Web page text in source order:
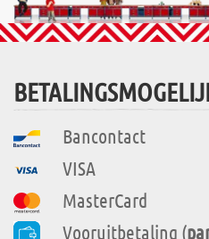
Bancontact
VISA
MasterCard
Vooruitbetaling (